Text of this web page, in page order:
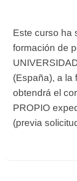
Este curso ha
formación de
(España), a la
obtendrá el
PROPIO
(previa